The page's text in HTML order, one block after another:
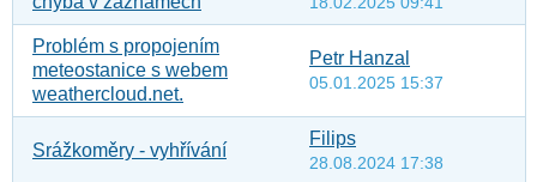
Problém s propojením
meteostanice s webem
weathercloud.net.
Petr Hanzal
05.01.2025 15:37
Srážkoměry - vyhřívání
Filips
28.08.2024 17:38